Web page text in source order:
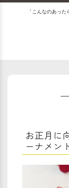
「こんなのあっ
お正月に
ーナメン